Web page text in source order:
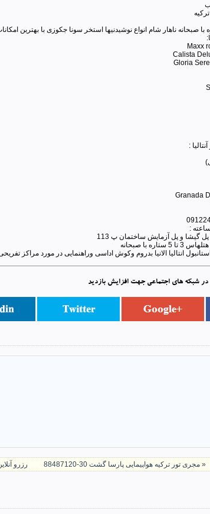
Maxx
Calista
Gloria
:
Granada
گیشا و پل آزمایش ساختمان پ 113
انتالیا الانیا بدروم وکوش اداسی وراهنمایی در مورد مراکز
شبکه های اجتماعی جهت افزایش بازدید
« مجری تور ترکیه هواپیمایی پارسا گشت 30-88487120 رزرو